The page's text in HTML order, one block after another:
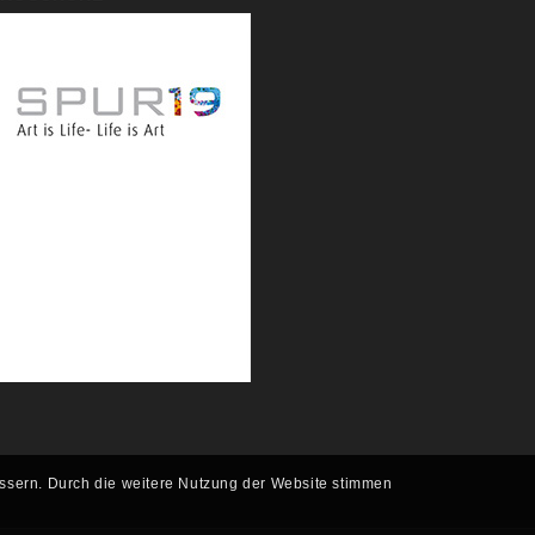
Durch die weitere Nutzung der Website stimmen